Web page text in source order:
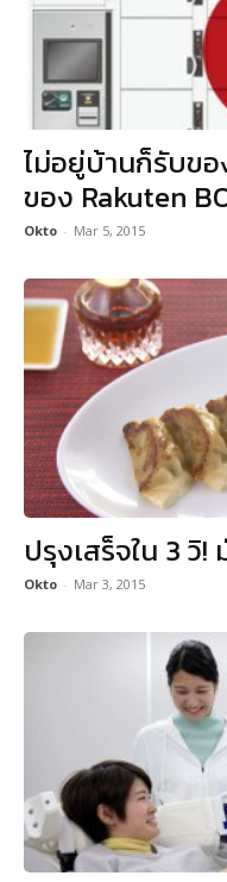
ไม่อยู่บ้านก็รับข
ของ Rakuten
Okto - Mar 5, 2015
ปรุงเสร็จใน 3 วิ
Okto - Mar 3, 2015